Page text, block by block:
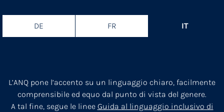
DE FR IT
L’ANQ pone l’accento su un linguaggio chiaro, facilmente
comprensibile ed equo dal punto di vista del genere.
A tal fine, segue le linee Guida al linguaggio inclusivo di